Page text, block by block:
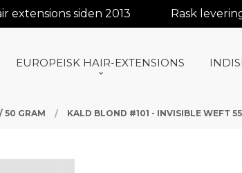
extensions siden 2013 Rask
EUROPEISK HAIR-EXTENSIONS
50 GRAM KALD BLOND #101 - INVISIBLE WEFT